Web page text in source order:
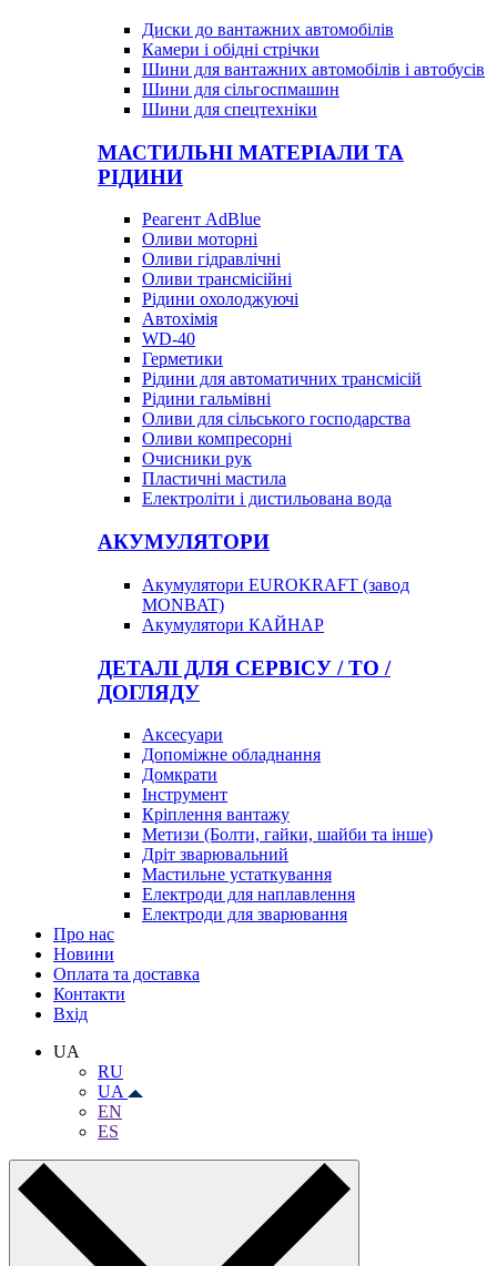
Диски до вантажних автомобілів
Камери і обідні стрічки
Шини для вантажних автомобілів і автобусів
Шини для сільгоспмашин
Шини для спецтехніки
МАСТИЛЬНІ МАТЕРІАЛИ ТА
РІДИНИ
Реагент AdBlue
Оливи моторні
Оливи гідравлічні
Оливи трансмісійні
Рідини охолоджуючі
Автохімія
WD-40
Герметики
Рідини для автоматичних трансмісій
Рідини гальмівні
Оливи для сільського господарства
Оливи компресорні
Очисники рук
Пластичні мастила
Електроліти і дистильована вода
АКУМУЛЯТОРИ
Акумулятори EUROKRAFT (завод
MONBAT)
Акумулятори КАЙНАР
ДЕТАЛІ ДЛЯ СЕРВІСУ / ТО /
ДОГЛЯДУ
Аксесуари
Допоміжне обладнання
Домкрати
Інструмент
Кріплення вантажу
Метизи (Болти, гайки, шайби та інше)
Дріт зварювальний
Мастильне устаткування
Електроди для наплавлення
Електроди для зварювання
Про нас
Новини
Оплата та доставка
Контакти
Вхiд
UA
RU
UA
EN
ES